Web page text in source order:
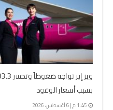
بسبب أسعار الوقود
1:45 م | 6 أغسطس، 2026